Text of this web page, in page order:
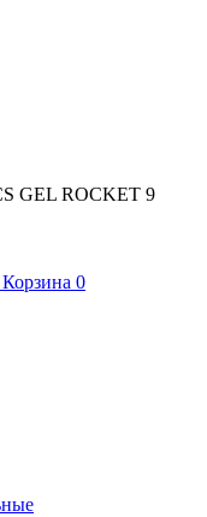
GEL ROCKET 9
Корзина 0